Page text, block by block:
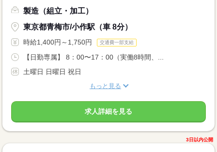
製造（組立・加工）
東京都青梅市/小作駅（車 8分）
時給1,400円～1,750円 交通費一部支給
【日勤専属】 8：00〜17：00（実働8時間、...
土曜日 日曜日 祝日
もっと見る
求人詳細を見る
3日以内公開